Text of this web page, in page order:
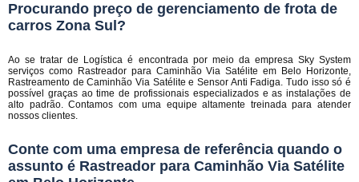
Procurando preço de gerenciamento de frota de
carros Zona Sul?
Ao se tratar de Logística é encontrada por meio da empresa Sky System
serviços como Rastreador para Caminhão Via Satélite em Belo Horizonte,
Rastreamento de Caminhão Via Satélite e Sensor Anti Fadiga. Tudo isso só é
possível graças ao time de profissionais especializados e as instalações de
alto padrão. Contamos com uma equipe altamente treinada para atender
nossos clientes.
Conte com uma empresa de referência quando o
assunto é Rastreador para Caminhão Via Satélite